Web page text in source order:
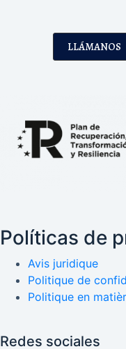
LLÁMANOS
Políticas de
Avis juridique
Politique de
Politique en
Redes sociales